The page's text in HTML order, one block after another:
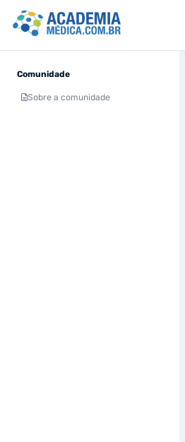
Comunidade
Sobre a comunidade